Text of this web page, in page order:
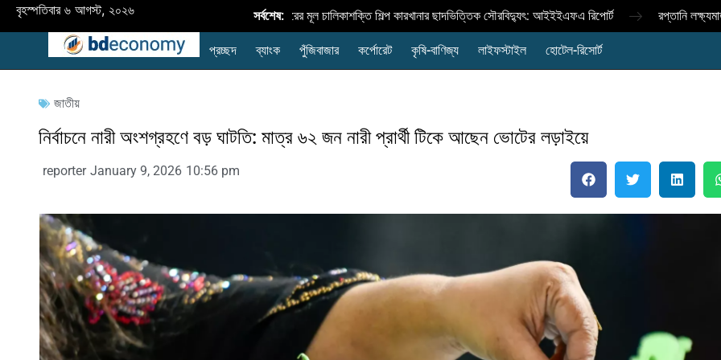
বৃহস্পতিবার ৬ আগস্ট, ২০২৬ সর্বশেষ:
বাংলাদেশে নবায়নযোগ্য জ্বালানি প্রসারের মূল চালিকাশক্তি শিল্প কারখানার ছাদভিত্তিক সৌরবিদ্যুৎ: আইইইএফএ রিপোর্ট রপ্তানি
প্রচ্ছদ ব্যাংক পুঁজিবাজার কর্পোরেট কৃষি-বাণিজ্য লাইফস্টাইল হোটেল-রিসোর্ট
জাতীয়
নির্বাচনে নারী অংশগ্রহণে বড় ঘাটতি: মাত্র ৬২ জন নারী প্রার্থী টিকে আছেন ভোটের লড়াইয়ে
reporter January 9, 2026 10:56 pm